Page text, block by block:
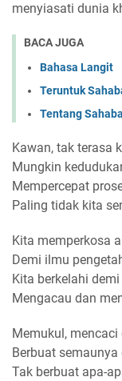
menyiasati dunia
BACA JUGA
Bahasa Langit
Teruntuk
Tentang
Kawan, tak terasa
Mungkin
Mempercepat
Paling tidak kita
Kita memperkosa
Demi ilmu
Kita berkelahi
Mengacau dan
Memukul,
Berbuat
Tak berbuat apa-